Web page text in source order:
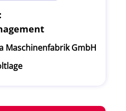
Maschinenfabrik GmbH